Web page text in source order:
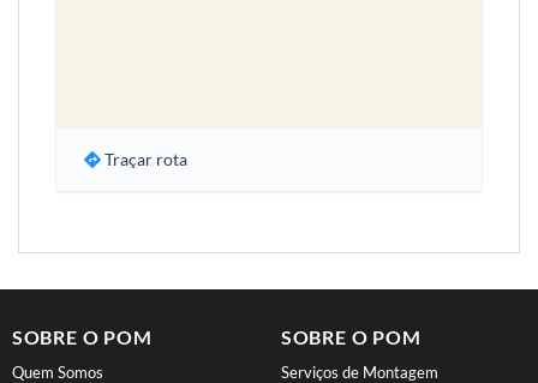
Traçar rota
SOBRE O POM
Quem Somos
SOBRE O POM
Serviços de Montagem